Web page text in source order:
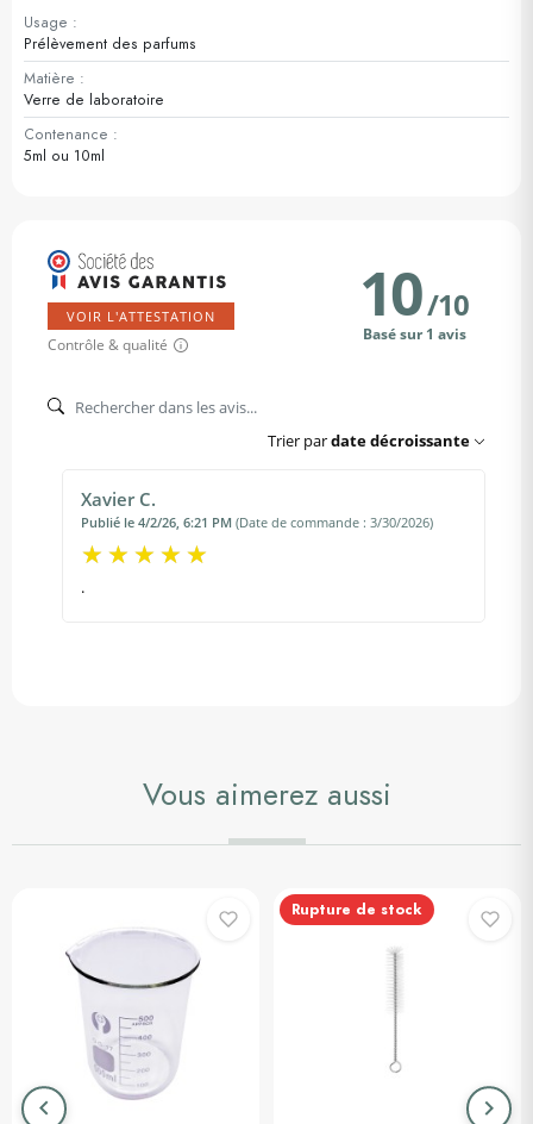
Usage :
Prélèvement des parfums
Matière :
Verre de laboratoire
Contenance :
5ml ou 10ml
VOIR L'ATTESTATION
Contrôle & qualité
10/10
Basé sur 1 avis
Trier pardate décroissante
Xavier C.
Publié le 4/2/26, 6:21 PM (Date de commande : 3/30/2026)
.
Vous aimerez aussi
keyboard_arrow_left
Rupture de stock
keyboard_arrow_right